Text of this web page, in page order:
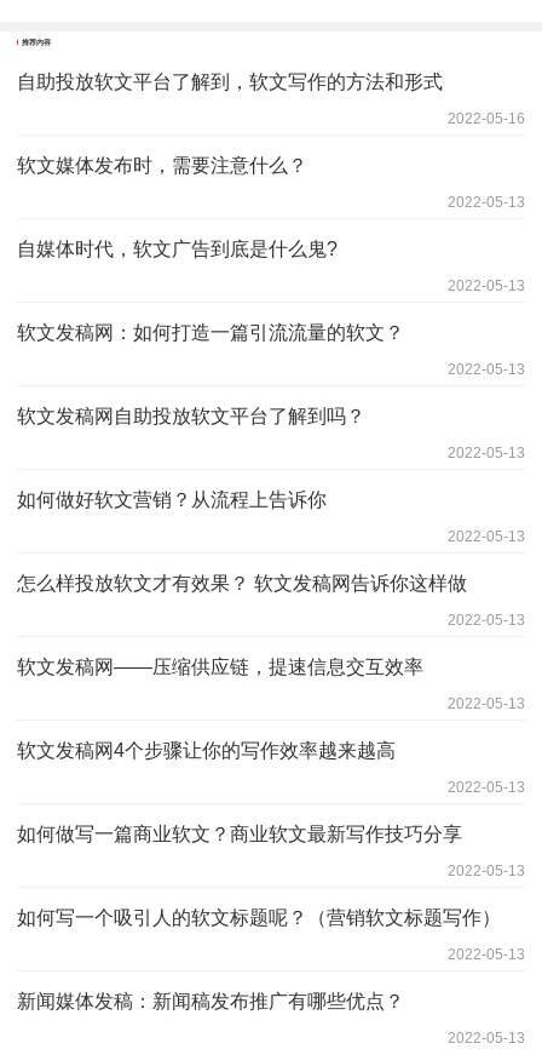
推荐内容
自助投放软文平台了解到，软文写作的方法和形式
2022-05-16
软文媒体发布时，需要注意什么？
2022-05-13
自媒体时代，软文广告到底是什么鬼?
2022-05-13
软文发稿网：如何打造一篇引流流量的软文？
2022-05-13
软文发稿网自助投放软文平台了解到吗？
2022-05-13
如何做好软文营销？从流程上告诉你
2022-05-13
怎么样投放软文才有效果？ 软文发稿网告诉你这样做
2022-05-13
软文发稿网——压缩供应链，提速信息交互效率
2022-05-13
软文发稿网4个步骤让你的写作效率越来越高
2022-05-13
如何做写一篇商业软文？商业软文最新写作技巧分享
2022-05-13
如何写一个吸引人的软文标题呢？（营销软文标题写作）
2022-05-13
新闻媒体发稿：新闻稿发布推广有哪些优点？
2022-05-13